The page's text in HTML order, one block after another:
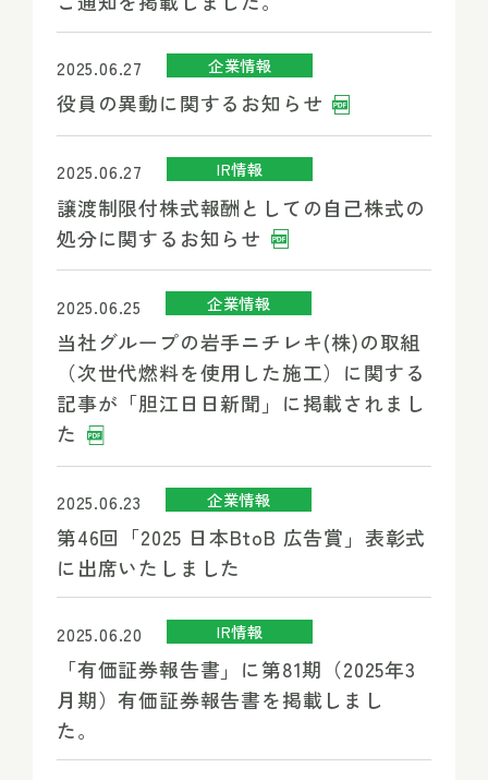
2025.06.27 企業情報
役員の異動に関するお知らせ
2025.06.27 IR情報
譲渡制限付株式報酬としての自己株式の
処分に関するお知らせ
2025.06.25 企業情報
当社グループの岩手ニチレキ(株)の取組
（次世代燃料を使用した施工）に関する
記事が「胆江日日新聞」に掲載されまし
た
2025.06.23 企業情報
第46回「2025 日本BtoB 広告賞」表彰式
に出席いたしました
2025.06.20 IR情報
「有価証券報告書」に第81期（2025年3
月期）有価証券報告書を掲載しまし
た。